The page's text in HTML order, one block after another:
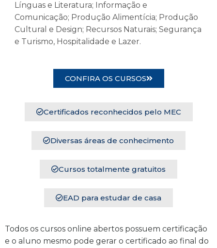
Línguas e Literatura; Informação e
Comunicação; Produção Alimentícia; Produção
Cultural e Design; Recursos Naturais; Segurança
e Turismo, Hospitalidade e Lazer.
CONFIRA OS CURSOS
Certificados reconhecidos pelo MEC
Diversas áreas de conhecimento
Cursos totalmente gratuitos
EAD para estudar de casa
Todos os cursos online abertos possuem certificação
e o aluno mesmo pode gerar o certificado ao final do